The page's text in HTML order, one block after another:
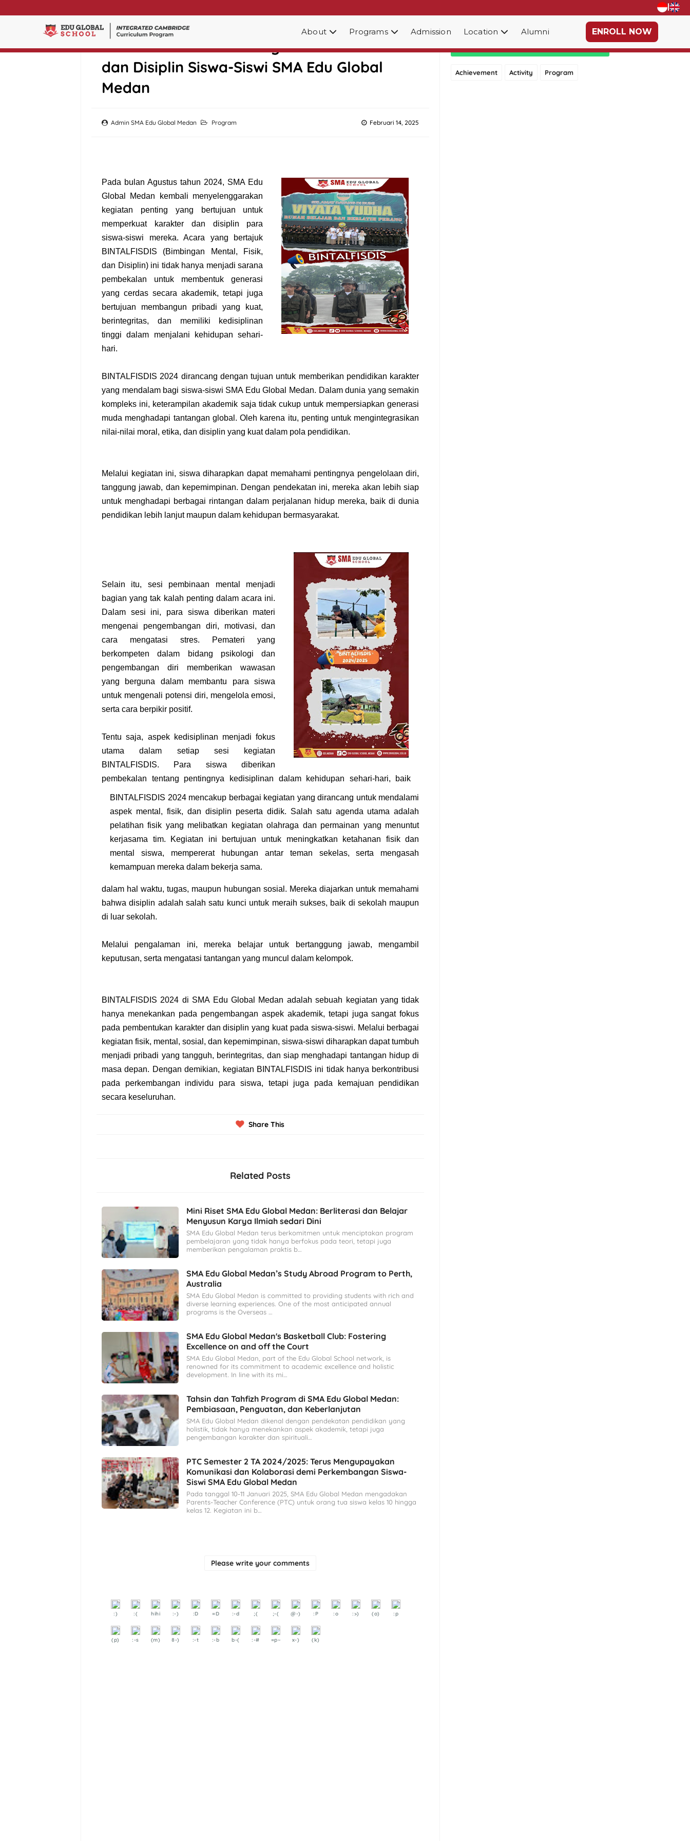
|
About Programs Admission Location Alumni ENROLL NOW
BINTALFISDIS 2024: Penguatan Karakter
dan Disiplin Siswa-Siswi SMA Edu Global
Medan
Admin SMA Edu Global Medan Februari 14, 2025
Program
Pada bulan Agustus tahun 2024, SMA Edu
Global Medan kembali menyelenggarakan
kegiatan penting yang bertujuan untuk
memperkuat karakter dan disiplin para
siswa-siswi mereka. Acara yang bertajuk
BINTALFISDIS (Bimbingan Mental, Fisik,
dan Disiplin) ini tidak hanya menjadi sarana
pembekalan untuk membentuk generasi
yang cerdas secara akademik, tetapi juga
bertujuan membangun pribadi yang kuat,
berintegritas, dan memiliki kedisiplinan
tinggi dalam menjalani kehidupan sehari-
hari.
BINTALFISDIS 2024 dirancang dengan tujuan untuk memberikan pendidikan karakter
yang mendalam bagi siswa-siswi SMA Edu Global Medan. Dalam dunia yang semakin
kompleks ini, keterampilan akademik saja tidak cukup untuk mempersiapkan generasi
muda menghadapi tantangan global. Oleh karena itu, penting untuk mengintegrasikan
nilai-nilai moral, etika, dan disiplin yang kuat dalam pola pendidikan.
Melalui kegiatan ini, siswa diharapkan dapat memahami pentingnya pengelolaan diri,
tanggung jawab, dan kepemimpinan. Dengan pendekatan ini, mereka akan lebih siap
untuk menghadapi berbagai rintangan dalam perjalanan hidup mereka, baik di dunia
pendidikan lebih lanjut maupun dalam kehidupan bermasyarakat.
BINTALFISDIS 2024 mencakup berbagai kegiatan yang dirancang untuk mendalami
aspek mental, fisik, dan disiplin peserta didik. Salah satu agenda utama adalah
pelatihan fisik yang melibatkan kegiatan olahraga dan permainan yang menuntut
kerjasama tim. Kegiatan ini bertujuan untuk meningkatkan ketahanan fisik dan
mental siswa, mempererat hubungan antar teman sekelas, serta mengasah
kemampuan mereka dalam bekerja sama.
Selain itu, sesi pembinaan mental menjadi
bagian yang tak kalah penting dalam acara ini.
Dalam sesi ini, para siswa diberikan materi
mengenai pengembangan diri, motivasi, dan
cara mengatasi stres. Pemateri yang
berkompeten dalam bidang psikologi dan
pengembangan diri memberikan wawasan
yang berguna dalam membantu para siswa
untuk mengenali potensi diri, mengelola emosi,
serta cara berpikir positif.
Tentu saja, aspek kedisiplinan menjadi fokus
utama dalam setiap sesi kegiatan
BINTALFISDIS. Para siswa diberikan
pembekalan tentang pentingnya kedisiplinan dalam kehidupan sehari-hari, baik
dalam hal waktu, tugas, maupun hubungan sosial. Mereka diajarkan untuk memahami
bahwa disiplin adalah salah satu kunci untuk meraih sukses, baik di sekolah maupun
di luar sekolah.
Melalui pengalaman ini, mereka belajar untuk bertanggung jawab, mengambil
keputusan, serta mengatasi tantangan yang muncul dalam kelompok.
BINTALFISDIS 2024 di SMA Edu Global Medan adalah sebuah kegiatan yang tidak
hanya menekankan pada pengembangan aspek akademik, tetapi juga sangat fokus
pada pembentukan karakter dan disiplin yang kuat pada siswa-siswi. Melalui berbagai
kegiatan fisik, mental, sosial, dan kepemimpinan, siswa-siswi diharapkan dapat tumbuh
menjadi pribadi yang tangguh, berintegritas, dan siap menghadapi tantangan hidup di
masa depan. Dengan demikian, kegiatan BINTALFISDIS ini tidak hanya berkontribusi
pada perkembangan individu para siswa, tetapi juga pada kemajuan pendidikan
secara keseluruhan.
Share This
Related Posts
Mini Riset SMA Edu Global Medan: Berliterasi dan Belajar
Menyusun Karya Ilmiah sedari Dini
SMA Edu Global Medan terus berkomitmen untuk menciptakan program
pembelajaran yang tidak hanya berfokus pada teori, tetapi juga
memberikan pengalaman praktis b…
SMA Edu Global Medan’s Study Abroad Program to Perth,
Australia
SMA Edu Global Medan is committed to providing students with rich and
diverse learning experiences. One of the most anticipated annual
programs is the Overseas …
SMA Edu Global Medan's Basketball Club: Fostering
Excellence on and off the Court
SMA Edu Global Medan, part of the Edu Global School network, is
renowned for its commitment to academic excellence and holistic
development. In line with its mi…
Tahsin dan Tahfizh Program di SMA Edu Global Medan:
Pembiasaan, Penguatan, dan Keberlanjutan
SMA Edu Global Medan dikenal dengan pendekatan pendidikan yang
holistik, tidak hanya menekankan aspek akademik, tetapi juga
pengembangan karakter dan spirituali…
PTC Semester 2 TA 2024/2025: Terus Mengupayakan
Komunikasi dan Kolaborasi demi Perkembangan Siswa-
Siswi SMA Edu Global Medan
Pada tanggal 10-11 Januari 2025, SMA Edu Global Medan mengadakan
Parents-Teacher Conference (PTC) untuk orang tua siswa kelas 10 hingga
kelas 12. Kegiatan ini b…
Please write your comments
:) :( hihi :-) :D =D :-d ;( ;-( @-) :P :o :>) (o) :p
(p) :-s (m) 8-) :-t :-b b-( :-# =p~ x-) (k)
Category
Achievement Activity Program